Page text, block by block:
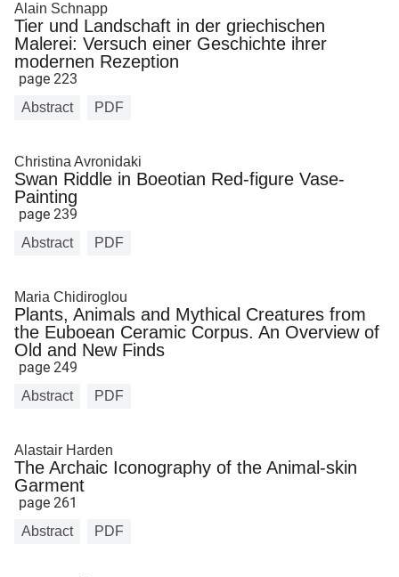
Alain Schnapp
Tier und Landschaft in der griechischen
Malerei: Versuch einer Geschichte ihrer
modernen Rezeption
page 223
Abstract PDF
Christina Avronidaki
Swan Riddle in Boeotian Red-figure Vase-
Painting
page 239
Abstract PDF
Maria Chidiroglou
Plants, Animals and Mythical Creatures from
the Euboean Ceramic Corpus. An Overview of
Old and New Finds
page 249
Abstract PDF
Alastair Harden
The Archaic Iconography of the Animal-skin
Garment
page 261
Abstract PDF